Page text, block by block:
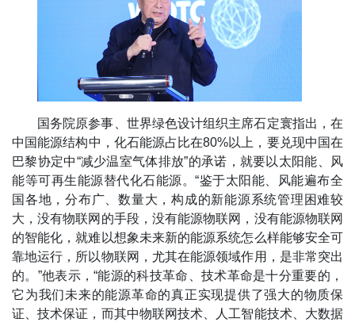
国务院原参事、世界绿色设计组织主席石定寰指出，在
中国能源结构中，化石能源占比在80%以上，要兑现中国在
巴黎协定中“减少温室气体排放”的承诺，就要以太阳能、风
能等可再生能源替代化石能源。“鉴于太阳能、风能遍布全
国各地，分布广、数量大，构成的新能源系统管理困难较
大，没有物联网的手段，没有能源物联网，没有能源物联网
的智能化，就难以想象未来新的能源系统怎么样能够安全可
靠地运行，所以物联网，尤其在能源领域作用，是非常突出
的。”他表示，“能源的科技革命、技术革命是十分重要的，
它为我们未来的能源革命的真正实现提供了强大的物质保
证、技术保证，而其中物联网技术、人工智能技术、大数据